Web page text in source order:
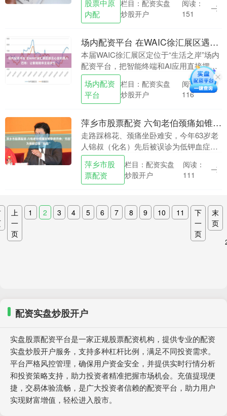
为89362户。 海量资讯、精准解读，尽在
新浪....
股票中原
内配
栏目：配资实盘
炒股开户
阅读：
151
场内配资平台 在WAIC徐汇展区遇见心言机器人巴布：让智能陪伴主动发生
本届WAIC徐汇展区定位于“生活之岸”场内
配资平台，把智能终端和AI应用直接摆进
日常，将叙事主线聚焦于“人的体验”。近
万平方米的展厅沿着“从屏幕、到设备、再
到身....
场内配资
平台
栏目：配资实盘
炒股开户
阅读：
116
萍乡市股票配资 六旬老伯颈痛如锥卧床月余，元凶为脊髓血管“短路”
走路踩棉花、颈痛坐卧难安，今年63岁老
人锦叔（化名）先后被误诊为低钾血症和
脑炎，卧床月余。日前，他在广东三九脑
科医院被确诊为罕见硬脊膜动静脉瘘——
脊髓硬膜上的动....
萍乡市股
票配资
栏目：配资实盘
炒股开户
阅读：
111
上
一
页
1 2 3 4 5 6 7 8 9 10 11
下
一
页
末
页
配资实盘炒股开户
实盘股票配资平台是一家正规股票配资机构，提供专业的配资
实盘炒股开户服务，支持多种杠杆比例，满足不同投资需求。
平台严格风控管理，确保用户资金安全，并提供实时行情分析
和投资策略支持，助力投资者精准把握市场机会。充值提现便
捷，交易体验流畅，是广大投资者信赖的配资平台，助力用户
实现财富增值，轻松进入股市。